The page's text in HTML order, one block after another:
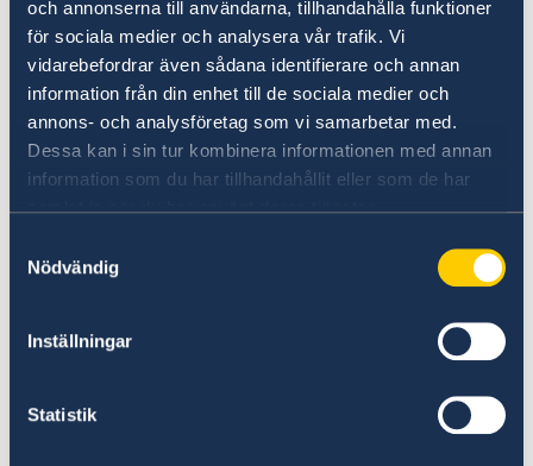
och annonserna till användarna, tillhandahålla funktioner
för sociala medier och analysera vår trafik. Vi
vidarebefordrar även sådana identifierare och annan
information från din enhet till de sociala medier och
annons- och analysföretag som vi samarbetar med.
Dessa kan i sin tur kombinera informationen med annan
information som du har tillhandahållit eller som de har
samlat in när du har använt deras tjänster.
Nödvändig
Inställningar
Statistik
Det är förbjudet att föra in exempelvis vapen,
ammunition, och droger.
Införsel av läkemedel som kan betraktas som
narkotiska preparat är också förbjudet.
Notera dessutom att det finns läkemedel som
är kontrollerade och narkotikaklassade i
Sverige samt att införsel även av sådana
Stockholm